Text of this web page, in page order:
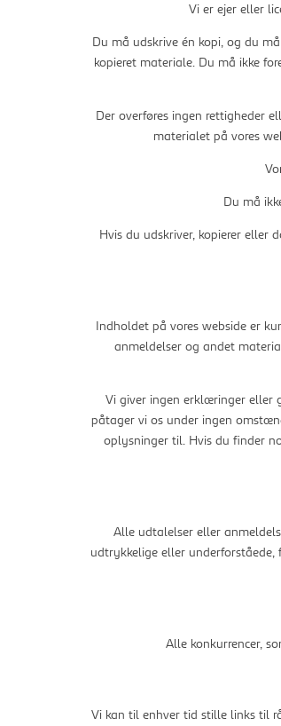
Vi er ejer eller
Du må udskrive én kopi, og du
kopieret materiale. Du må ikke
Der overføres ingen rettigheder
materialet på vores
Du må
Hvis du udskriver, kopierer eller
Indholdet på vores webside er
anmeldelser og andet
Vi giver ingen erklæringer eller
påtager vi os under ingen
oplysninger til. Hvis du finder
Alle udtalelser eller
udtrykkelige eller
Alle konkurrencer,
Vi kan til enhver tid stille links til